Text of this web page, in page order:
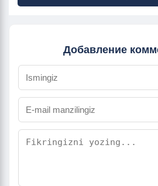
Добавление